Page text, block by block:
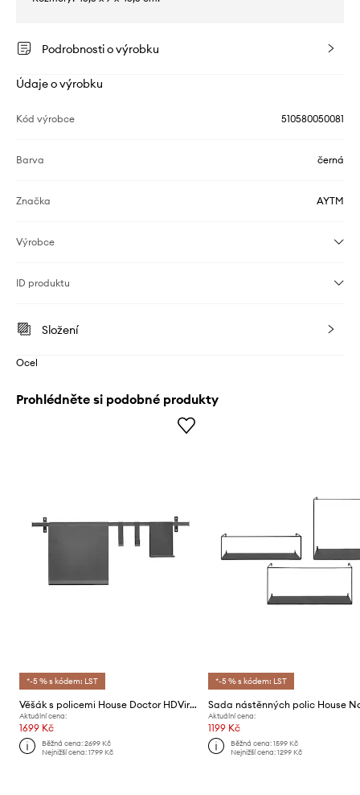
Podrobnosti o výrobku
Údaje o výrobku
Kód výrobce 510580050081
Barva černá
Značka AYTM
Výrobce
ID produktu
Složení
Ocel
Prohlédněte si podobné produkty
*-5 % s kódem: LST
Věšák s policemi House Doctor HDVirar, 35 x 80 cm
Aktuální cena:
1699 Kč
Běžná cena:2699 Kč
Nejnižší cena:1799 Kč
*-5 % s kódem: LST
Aktuální cena:
1199 Kč
Běžná cena: 1599 Kč
Nejnižší cena: 1299 Kč